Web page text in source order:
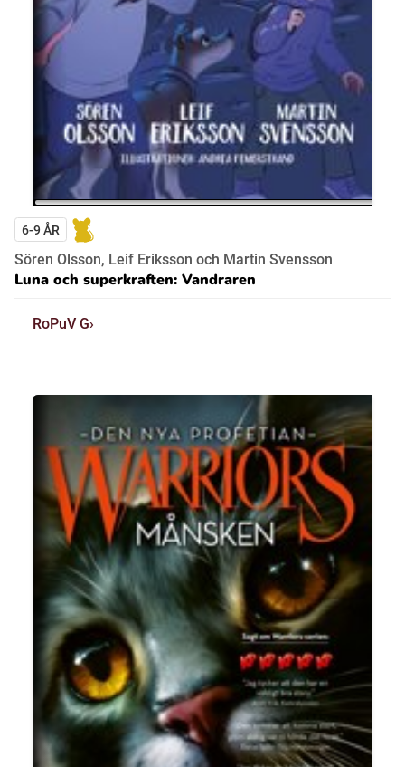
6-9 ÅR
Sören Olsson, Leif Eriksson och Martin Svensson
Luna och superkraften: Vandraren
RoPuV G